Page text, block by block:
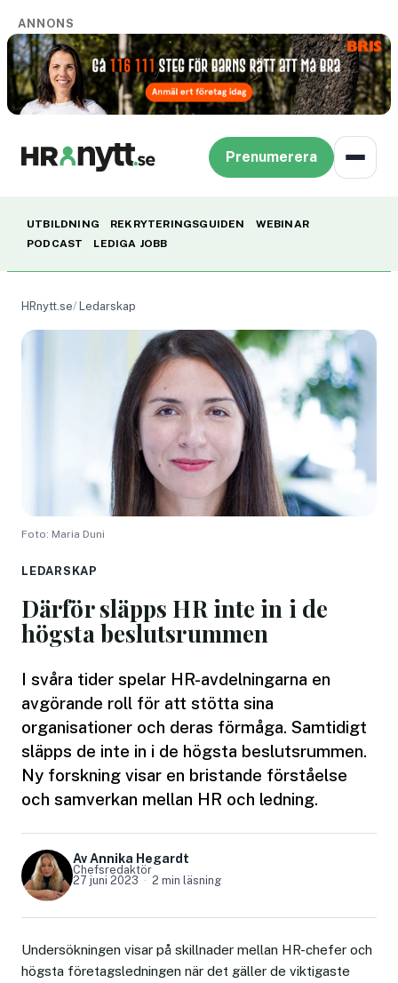
ANNONS
Prenumerera
UTBILDNING REKRYTERINGSGUIDEN
WEBINAR
PODCAST
LEDIGA JOBB
HRnytt.se Ledarskap
Foto: Maria Duni
LEDARSKAP
Därför släpps HR inte in i de
högsta beslutsrummen
I svåra tider spelar HR-avdelningarna en
avgörande roll för att stötta sina
organisationer och deras förmåga. Samtidigt
släpps de inte in i de högsta beslutsrummen.
Ny forskning visar en bristande förståelse
och samverkan mellan HR och ledning.
Av Annika Hegardt
Chefsredaktör
27 juni 2023
2 min läsning
Undersökningen visar på skillnader mellan HR-chefer och
högsta företagsledningen när det gäller de viktigaste